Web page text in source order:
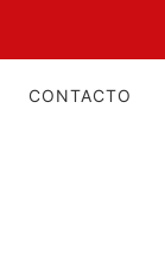
CONTACTO